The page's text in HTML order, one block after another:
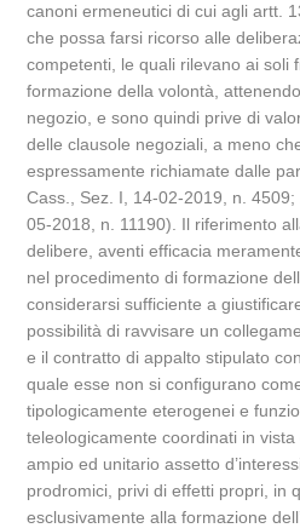
canoni ermeneutici di cui agli artt.
che possa farsi ricorso alle
competenti, le quali rilevano ai soli
formazione della volontà,
negozio, e sono quindi prive di
delle clausole negoziali, a meno
espressamente richiamate dalle
Cass., Sez. I, 14-02-2019, n.
05-2018, n. 11190). Il riferimento
delibere, aventi efficacia
nel procedimento di formazione
considerarsi sufficiente a
possibilità di ravvisare un
e il contratto di appalto stipulato
quale esse non si configurano
tipologicamente eterogenei e
teleologicamente coordinati in
ampio ed unitario assetto
prodromici, privi di effetti propri, in
esclusivamente alla formazione